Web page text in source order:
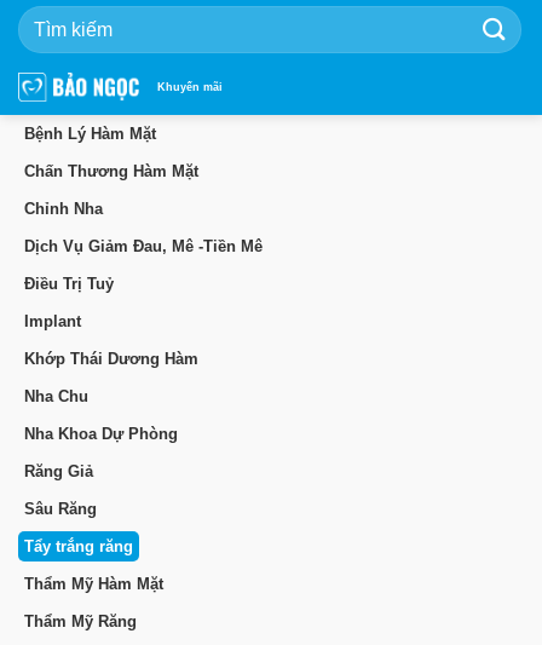
qua
dung
Khuyến mãi
Bệnh Lý Hàm Mặt
Chấn Thương Hàm Mặt
Chỉnh Nha
Dịch Vụ Giảm Đau, Mê -Tiền Mê
Điều Trị Tuỷ
Implant
Khớp Thái Dương Hàm
Nha Chu
Nha Khoa Dự Phòng
Răng Giả
Sâu Răng
Tẩy trắng răng
Thẩm Mỹ Hàm Mặt
Thẩm Mỹ Răng